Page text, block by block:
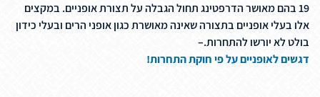
19 בהם מאושר הדרפטינג תחול הגבלה על תצורת אופניים. במקצים
אלו בעלי אופניים בתצורה שאינה מאושרת כגון אופני הרים ובעלי כידון
בולט לא יורשו להתחרות.–
דגשים לאופניים על פי חוקת התחרות!